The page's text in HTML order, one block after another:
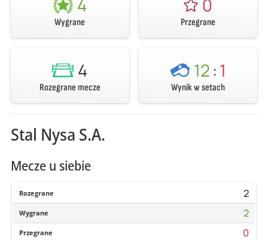
4
Wygrane
0
Przegrane
4
Rozegrane mecze
12 :1
Wynik w setach
Stal Nysa S.A.
Mecze u siebie
Rozegrane 2
Wygrane 2
Przegrane 0